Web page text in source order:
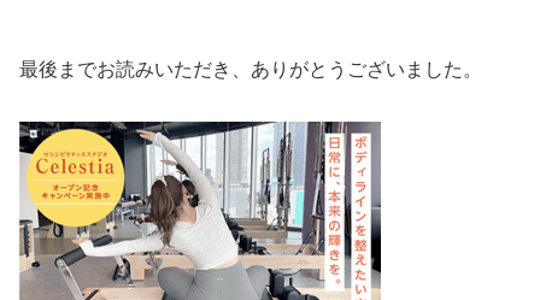
最後までお読みいただき、ありがとうございました。